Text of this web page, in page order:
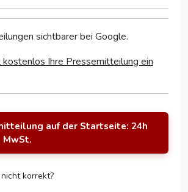
sichtbarer bei Google.
kostenlos Ihre Pressemitteilung ein
auf der Startseite: 24h
MwSt.
korrekt?